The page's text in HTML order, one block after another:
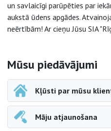
un savlaicīgi parūpēties par
aukstā ūdens apgādes.
neērtībām! Ar cieņu Jūsu SIA
Sāna navigācija
Mūsu piedāvājumi
Kļūsti par mūsu
Māju atjaunošana